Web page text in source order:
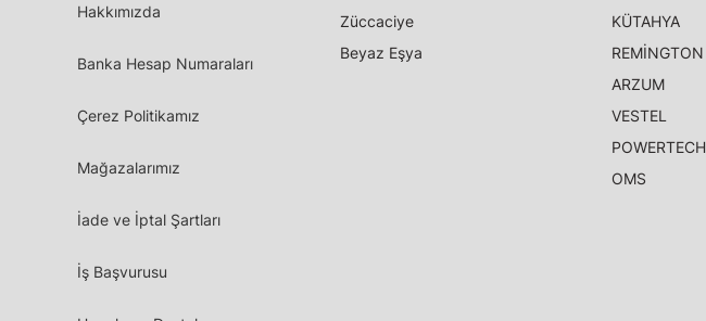
Hakkımızda
Banka Hesap Numaraları
Çerez Politikamız
Mağazalarımız
İade ve İptal Şartları
İş Başvurusu
Züccaciye
Beyaz Eşya
KÜTAHYA
REMİNGTON
ARZUM
VESTEL
POWERTECH
OMS